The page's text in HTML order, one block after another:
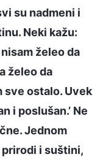
su nadmeni i
Neki kažu:
želeo da
želeo da
sve ostalo. Uvek
i poslušan.’ Ne
Jednom
prirodi i suštini,